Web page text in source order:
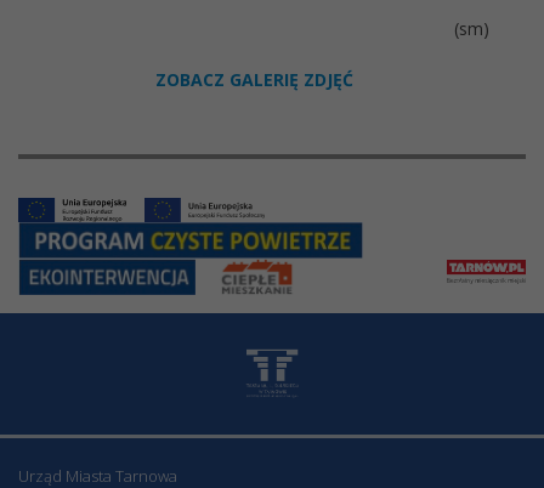
(sm)
ZOBACZ GALERIĘ ZDJĘĆ
Urząd Miasta Tarnowa